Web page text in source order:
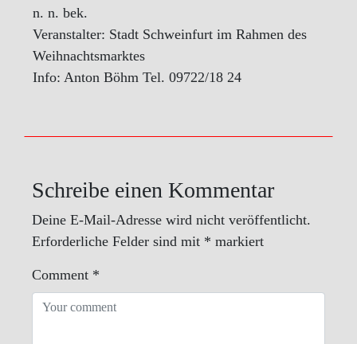
n. n. bek.
Veranstalter: Stadt Schweinfurt im Rahmen des
Weihnachtsmarktes
Info: Anton Böhm Tel. 09722/18 24
Schreibe einen Kommentar
Deine E-Mail-Adresse wird nicht veröffentlicht.
Erforderliche Felder sind mit * markiert
Comment *